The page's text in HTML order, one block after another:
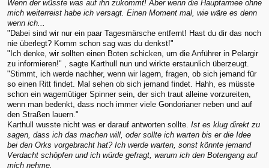
Wenn der wüsste was auf ihn zukommt! Aber wenn die Hauptarmee ohne
mich weiterreist habe ich versagt. Einen Moment mal, wie wäre es denn
wenn ich...
"Dabei sind wir nur ein paar Tagesmärsche entfernt! Hast du dir das noch
nie überlegt? Komm schon sag was du denkst!"
"Ich denke, wir sollten einen Boten schicken, um die Anführer in Pelargir
zu informieren!" , sagte Karthull nun und wirkte erstaunlich überzeugt.
"Stimmt, ich werde nachher, wenn wir lagern, fragen, ob sich jemand für
so einen Ritt findet. Mal sehen ob sich jemand findet. Hahh, es müsste
schon ein wagemütiger Spinner sein, der sich traut alleine vorzureiten,
wenn man bedenkt, dass noch immer viele Gondorianer neben und auf
den Straßen lauern."
Karthull wusste nicht was er darauf antworten sollte. Ist es klug direkt zu
sagen, dass ich das machen will, oder sollte ich warten bis er die Idee
bei den Orks vorgebracht hat? Ich werde warten, sonst könnte jemand
Verdacht schöpfen und ich würde gefragt, warum ich den Botengang auf
mich nehme.